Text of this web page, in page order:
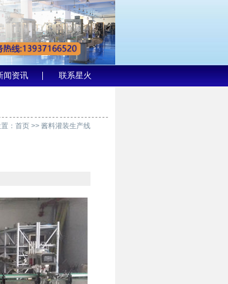
闻资讯 联系星火
： 首页 >> 酱料灌装生产线